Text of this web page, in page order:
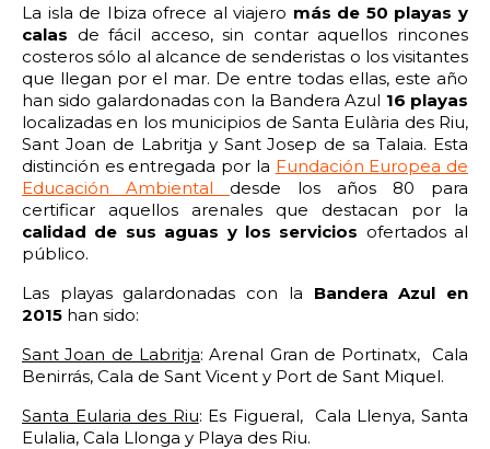
La isla de Ibiza ofrece al viajero más de 50 playas y
calas de fácil acceso, sin contar aquellos rincones
costeros sólo al alcance de senderistas o los visitantes
que llegan por el mar. De entre todas ellas, este año
han sido galardonadas con la Bandera Azul 16 playas
localizadas en los municipios de Santa Eulària des Riu,
Sant Joan de Labritja y Sant Josep de sa Talaia. Esta
distinción es entregada por la Fundación Europea de
Educación Ambiental desde los años 80 para
certificar aquellos arenales que destacan por la
calidad de sus aguas y los servicios ofertados al
público.
Las playas galardonadas con la Bandera Azul en
2015 han sido:
Sant Joan de Labritja: Arenal Gran de Portinatx, Cala
Benirrás, Cala de Sant Vicent y Port de Sant Miquel.
Santa Eularia des Riu: Es Figueral, Cala Llenya, Santa
Eulalia, Cala Llonga y Playa des Riu.
Fecha y hora devolución:
0:00 0:30 1:00 1:30
2:00 2:30 3:00 3:30
6:00 6:30
8:00 8:30 9:00 9:30
10:00 10:30 11:00 11:30